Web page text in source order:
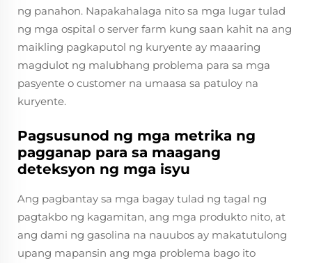
ng panahon. Napakahalaga nito sa mga lugar tulad
ng mga ospital o server farm kung saan kahit na ang
maikling pagkaputol ng kuryente ay maaaring
magdulot ng malubhang problema para sa mga
pasyente o customer na umaasa sa patuloy na
kuryente.
Pagsusunod ng mga metrika ng
pagganap para sa maagang
deteksyon ng mga isyu
Ang pagbantay sa mga bagay tulad ng tagal ng
pagtakbo ng kagamitan, ang mga produkto nito, at
ang dami ng gasolina na nauubos ay makatutulong
upang mapansin ang mga problema bago ito